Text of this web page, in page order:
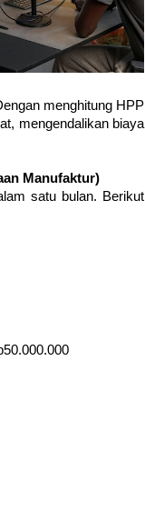
menghitung HPP
mengendalikan biaya
Manufaktur)
satu bulan. Berikut